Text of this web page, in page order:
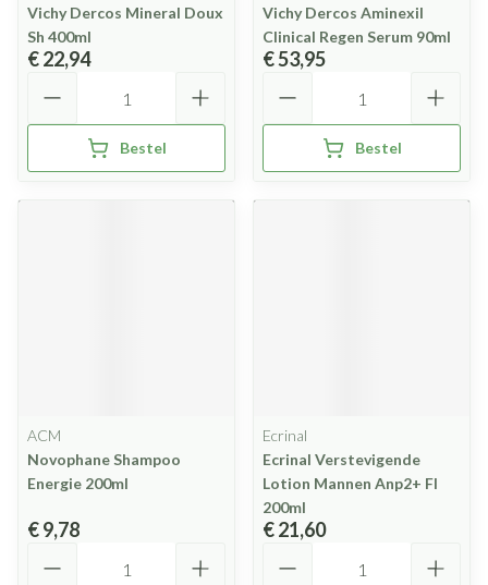
Vichy Dercos Mineral Doux
Sh 400ml
€ 22,94
Bestel
Vichy Dercos Aminexil
Clinical Regen Serum 90ml
€ 53,95
Bestel
ACM
Novophane Shampoo
Energie 200ml
€ 9,78
Ecrinal
Ecrinal Verstevigende
Lotion Mannen Anp2+ Fl
200ml
€ 21,60